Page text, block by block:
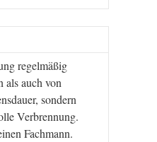
regelmäßig
als auch von
sondern
Verbrennung.
Fachmann.